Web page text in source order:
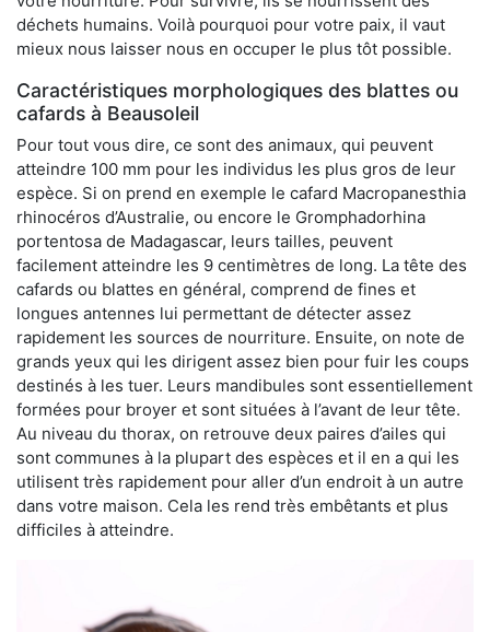
déchets humains. Voilà pourquoi pour votre paix, il vaut
mieux nous laisser nous en occuper le plus tôt possible.
Caractéristiques morphologiques des blattes ou
cafards à Beausoleil
Pour tout vous dire, ce sont des animaux, qui peuvent
atteindre 100 mm pour les individus les plus gros de leur
espèce. Si on prend en exemple le cafard Macropanesthia
rhinocéros d’Australie, ou encore le Gromphadorhina
portentosa de Madagascar, leurs tailles, peuvent
facilement atteindre les 9 centimètres de long. La tête des
cafards ou blattes en général, comprend de fines et
longues antennes lui permettant de détecter assez
rapidement les sources de nourriture. Ensuite, on note de
grands yeux qui les dirigent assez bien pour fuir les coups
destinés à les tuer. Leurs mandibules sont essentiellement
formées pour broyer et sont situées à l’avant de leur tête.
Au niveau du thorax, on retrouve deux paires d’ailes qui
sont communes à la plupart des espèces et il en a qui les
utilisent très rapidement pour aller d’un endroit à un autre
dans votre maison. Cela les rend très embêtants et plus
difficiles à atteindre.